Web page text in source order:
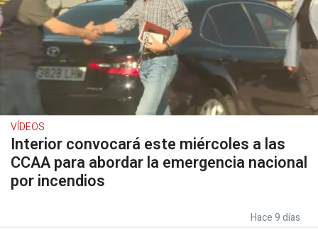
VÍDEOS
Interior convocará este miércoles a las
CCAA para abordar la emergencia nacional
por incendios
Hace 9 días